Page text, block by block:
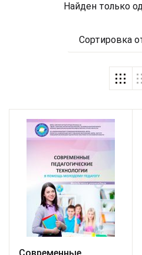
Найден только
Сортировка